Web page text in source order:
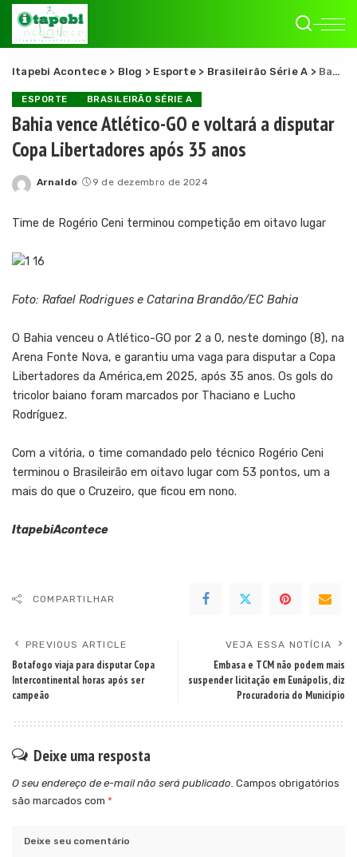
Itapebi Acontece> Blog > Esporte> Brasileirão Série A > Bahia vence Atlético-GO e voltará a disputar Copa Libertadores após 35 anos
ESPORTE BRASILEIRÃO SÉRIE A
Bahia vence Atlético-GO e voltará a disputar
Copa Libertadores após 35 anos
Posted
Arnaldo 9 de dezembro de 2024
Time de Rogério Ceni terminou competição em oitavo lugar
Foto: Rafael Rodrigues e Catarina Brandão/EC Bahia
O Bahia venceu o Atlético-GO por 2 a 0, neste domingo (8), na
Arena Fonte Nova, e garantiu uma vaga para disputar a Copa
Libertadores da América,em 2025, após 35 anos. Os gols do
tricolor baiano foram marcados por Thaciano e Lucho
Rodríguez.
Com a vitória, o time comandado pelo técnico Rogério Ceni
terminou o Brasileirão em oitavo lugar com 53 pontos, um a
mais do que o Cruzeiro, que ficou em nono.
ItapebiAcontece
COMPARTILHAR
PREVIOUS ARTICLE
Botafogo viaja para disputar Copa
Intercontinental horas após ser
campeão
VEJA ESSA NOTÍCIA
Embasa e TCM não podem mais
suspender licitação em Eunápolis, diz
Procuradoria do Município
Deixe uma resposta
O seu endereço de e-mail não será publicado. Campos obrigatórios
são marcados com *